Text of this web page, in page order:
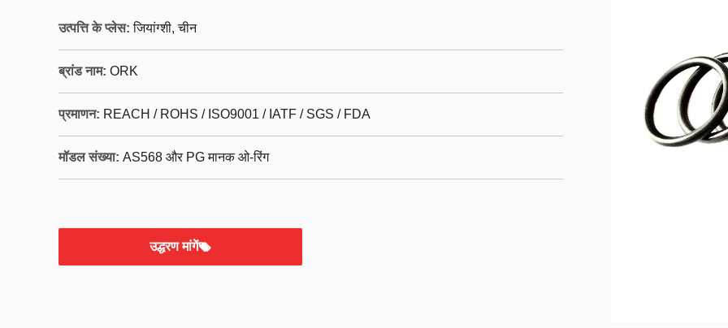
उत्पत्ति के प्लेस: जियांग्शी, चीन
ब्रांड नाम: ORK
प्रमाणन: REACH / ROHS / ISO9001 / IATF / SGS / FDA
मॉडल संख्या: AS568 और PG मानक ओ-रिंग
उद्धरण मांगें